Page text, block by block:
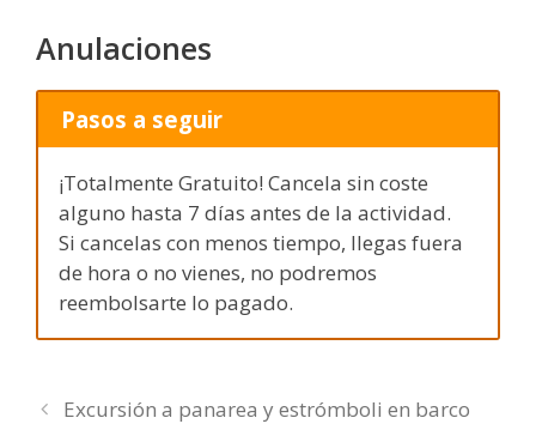
Anulaciones
Pasos a seguir
¡Totalmente Gratuito! Cancela sin coste
alguno hasta 7 días antes de la actividad.
Si cancelas con menos tiempo, llegas fuera
de hora o no vienes, no podremos
reembolsarte lo pagado.
Excursión a panarea y estrómboli en barco